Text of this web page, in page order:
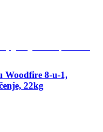
Woodfire 8-u-1,
22kg